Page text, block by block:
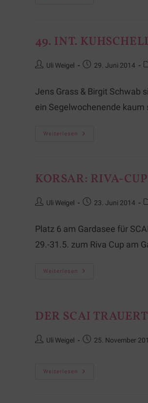
49. INT.
Uli Weigel 29. Juni 2014
Jens Grass & Birgit Schwab
ein Segelwochenende
Weiterlesen
KORSAR: RIVA-
Uli Weigel 23. Juni 2014
Platz 6 am Gardasee für
29.-31.5. zum Riva Cup am
Weiterlesen
DER SCAI
Uli Weigel 25. November
Weiterlesen